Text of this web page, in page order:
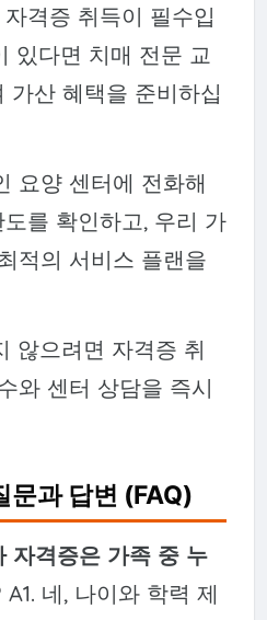
격증 취득이 필수입
있다면 치매 전문 교
가산 혜택을 준비하십
요양 센터에 전화해
를 확인하고, 우리 가
적의 서비스 플랜을
않으려면 자격증 취
와 센터 상담을 즉시
문과 답변 (FAQ)
자격증은 가족 중 누
A1. 네, 나이와 학력 제